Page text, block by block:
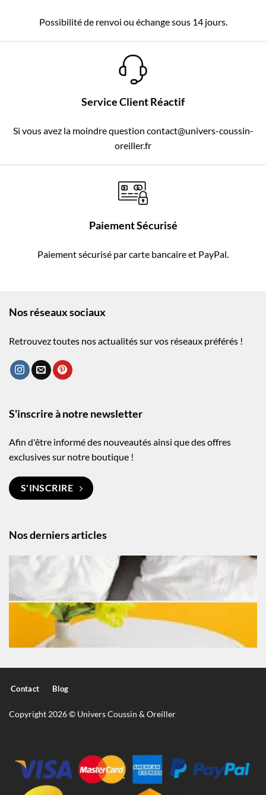
Possibilité de renvoi ou échange sous 14 jours.
Service Client Réactif
Si vous avez la moindre question contact@univers-coussin-
oreiller.fr
Paiement Sécurisé
Paiement sécurisé par carte bancaire et PayPal.
Nos réseaux sociaux
Retrouvez toutes nos actualités sur vos réseaux préférés !
Nos derniers articles
S'inscrire à notre newsletter
Afin d'être informé des nouveautés ainsi que des offres
exclusives sur notre boutique !
S'INSCRIRE
Contact Blog
Copyright 2026 © Univers Coussin & Oreiller